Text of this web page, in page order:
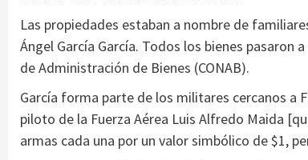
Las propiedades estaban a nombre de
Ángel García García. Todos los bienes
de Administración de Bienes (CONAB).
García forma parte de los militares cercanos a
piloto de la Fuerza Aérea Luis Alfredo Maida
armas cada una por un valor simbólico de $1,